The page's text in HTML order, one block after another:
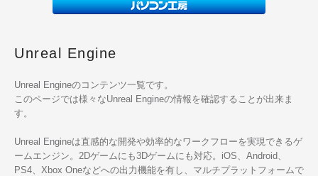
Unreal Engine
Unreal Engineのコンテンツ一覧です。
このページでは様々なUnreal Engineの情報を確認することが出来ま
す。
Unreal Engineは直感的な開発や効率的なワークフローを実現できるゲ
ームエンジン。2Dゲームにも3Dゲームにも対応。iOS、Android、
PS4、Xbox Oneなどへの出力機能を有し、マルチプラットフォームで